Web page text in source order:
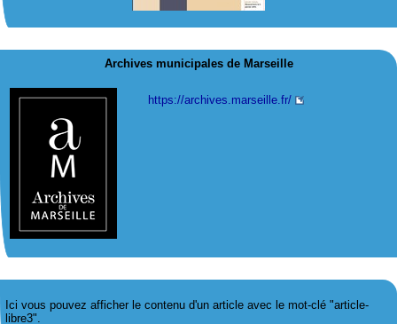
Archives municipales de Marseille
https://archives.marseille.fr/
Ici vous pouvez afficher le contenu d'un article avec le mot-clé "article-
libre3".